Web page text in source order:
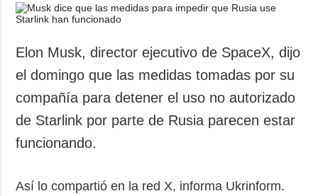
Elon Musk, director ejecutivo de SpaceX, dijo
el domingo que las medidas tomadas por su
compañía para detener el uso no autorizado
de Starlink por parte de Rusia parecen estar
funcionando.
Así lo compartió en la red X, informa Ukrinform.